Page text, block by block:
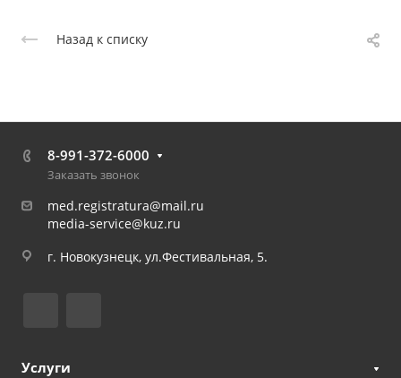
Назад к списку
8-991-372-6000
Заказать звонок
med.registratura@mail.ru
media-service@kuz.ru
г. Новокузнецк, ул.Фестивальная, 5.
Услуги